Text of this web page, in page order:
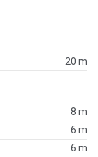
20 m
8 m
6 m
6 m